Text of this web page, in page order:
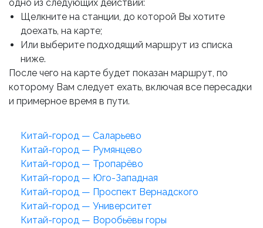
одно из следующих действий:
Щелкните на станции, до которой Вы хотите
доехать, на карте;
Или выберите подходящий маршрут из списка
ниже.
После чего на карте будет показан маршрут, по
которому Вам следует ехать, включая все пересадки
и примерное время в пути.
Китай-город — Саларьево
Китай-город — Румянцево
Китай-город — Тропарёво
Китай-город — Юго-Западная
Китай-город — Проспект Вернадского
Китай-город — Университет
Китай-город — Воробьёвы горы